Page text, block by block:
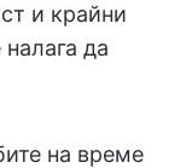
и крайни
да
на време